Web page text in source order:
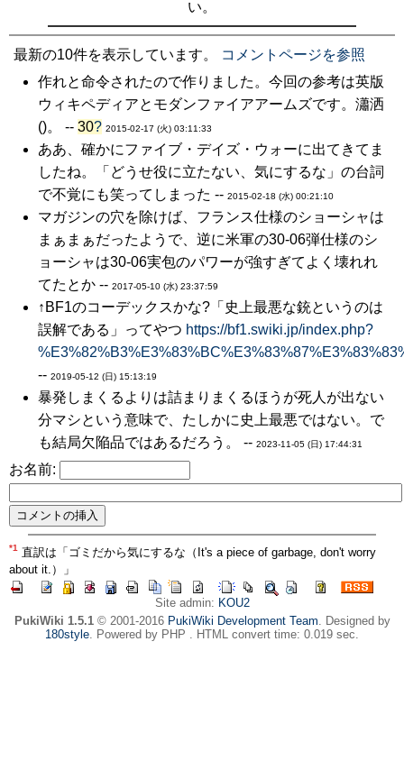
い。
最新の10件を表示しています。
コメントページを参照
作れと命令されたので作りました。今回の参考は英版
ウィキペディアとモダンファイアアームズです。瀟洒
()。 -- 30? 2015-02-17 (火) 03:11:33
ああ、確かにファイブ・デイズ・ウォーに出てきてま
したね。「どうせ役に立たない、気にするな」の台詞
で不覚にも笑ってしまった -- 2015-02-18 (水) 00:21:10
マガジンの穴を除けば、フランス仕様のショーシャは
まぁまぁだったようで、逆に米軍の30-06弾仕様のシ
ョーシャは30-06実包のパワーが強すぎてよく壊れれ
てたとか -- 2017-05-10 (水) 23:37:59
↑BF1のコーデックスかな?「史上最悪な銃というのは
誤解である」ってやつ https://bf1.swiki.jp/index.php?
-- 2019-05-12 (日) 15:13:19
暴発しまくるよりは詰まりまくるほうが死人が出ない
分マシという意味で、たしかに史上最悪ではない。で
も結局欠陥品ではあるだろう。 -- 2023-11-05 (日) 17:44:31
お名前:
*1 直訳は「ゴミだから気にするな（It's a piece of garbage, don't worry
about it.）」
Site admin: KOU2
PukiWiki 1.5.1© 2001-2016 PukiWiki Development Team. Designed by
180style. Powered by PHP . HTML convert time: 0.019 sec.